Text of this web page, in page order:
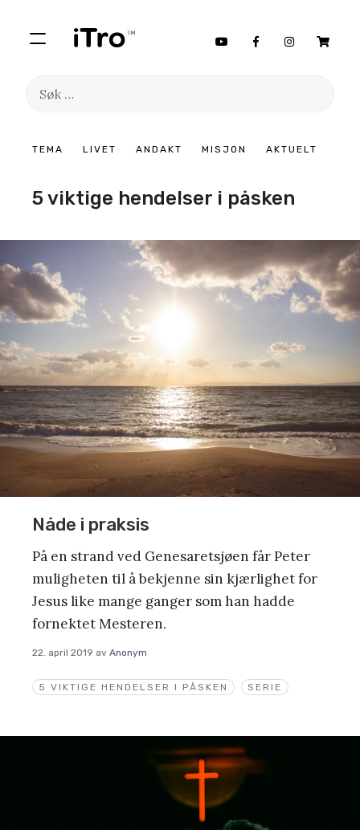
TEMA LIVET ANDAKT MISJON AKTUELT
Søk
5 viktige hendelser i påsken
5 VIKTIGE HENDELSER I PÅSKEN SERIE
Nåde i praksis
På en strand ved Genesaretsjøen får Peter
muligheten til å bekjenne sin kjærlighet for
Jesus like mange ganger som han hadde
fornektet Mesteren.
22. april 2019 av Anonym